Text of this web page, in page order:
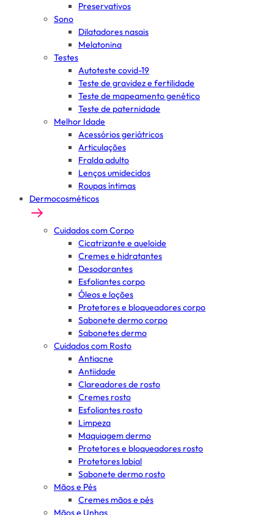
Preservativos
Sono
Dilatadores nasais
Melatonina
Testes
Autoteste covid-19
Teste de gravidez e fertilidade
Teste de mapeamento genético
Teste de paternidade
Melhor Idade
Acessórios geriátricos
Articulações
Fralda adulto
Lenços umidecidos
Roupas íntimas
Dermocosméticos
Cuidados com Corpo
Cicatrizante e queloide
Cremes e hidratantes
Desodorantes
Esfoliantes corpo
Óleos e loções
Protetores e bloqueadores corpo
Sabonete dermo corpo
Sabonetes dermo
Cuidados com Rosto
Antiacne
Antiidade
Clareadores de rosto
Cremes rosto
Esfoliantes rosto
Limpeza
Maquiagem dermo
Protetores e bloqueadores rosto
Protetores labial
Sabonete dermo rosto
Mãos e Pés
Cremes mãos e pés
Mãos e Unhas